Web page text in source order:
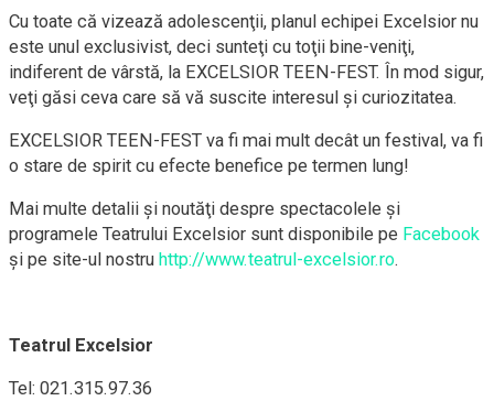
Cu toate că vizează adolescenţii, planul echipei Excelsior nu
este unul exclusivist, deci sunteţi cu toţii bine-veniţi,
indiferent de vârstă, la EXCELSIOR TEEN-FEST. În mod sigur,
veţi găsi ceva care să vă suscite interesul şi curiozitatea.
EXCELSIOR TEEN-FEST va fi mai mult decât un festival, va fi
o stare de spirit cu efecte benefice pe termen lung!
Mai multe detalii şi noutăţi despre spectacolele şi
programele Teatrului Excelsior sunt disponibile pe Facebook
şi pe site-ul nostru http://www.teatrul-excelsior.ro.
Teatrul Excelsior
Tel: 021.315.97.36